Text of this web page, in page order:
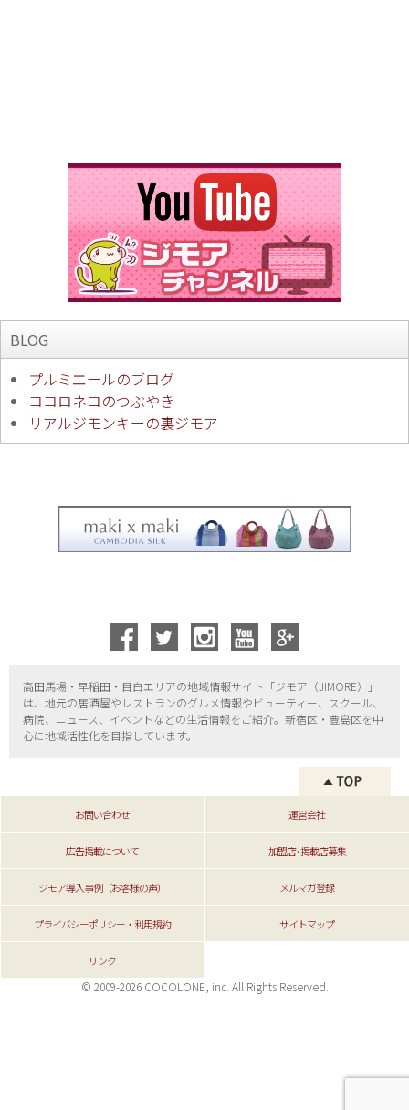
BLOG
プルミエールのブログ
ココロネコのつぶやき
リアルジモンキーの裏ジモア
高田馬場・早稲田・目白エリアの地域情報サイト「ジモア（JIMORE）」
は、地元の居酒屋やレストランのグルメ情報やビューティー、
スクール、
病院、ニュース、イベントなどの生活情報をご紹介。新宿区・ 豊島区を中
心に地域活性化を目指しています。
お問い合わせ 運営会社
広告掲載について 加盟店･掲載店募集
ジモア導入事例（お客様の声） メルマガ登録
プライバシーポリシー・利用規約 サイトマップ
リンク
© 2009-2026 COCOLONE, inc. All Rights Reserved.